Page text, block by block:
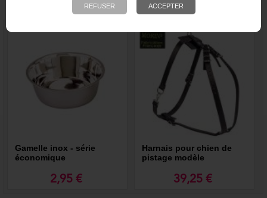
NOUS VOUS RECOMMANDONS ÉGALEMENT
Gamelle inox - série
économique
2,95 €
Harnais pour chien de
pistage modèle
39,25 €